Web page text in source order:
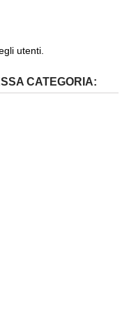
utenti.
CATEGORIA: